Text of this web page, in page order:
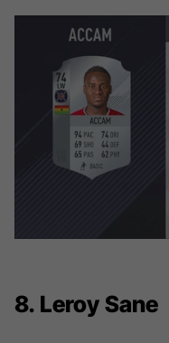
8. Leroy Sane